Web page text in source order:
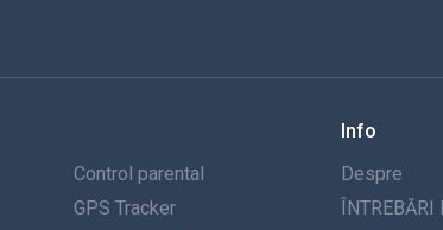
Control parental
GPS Tracker
Info
Despre
ÎNTREBĂRI